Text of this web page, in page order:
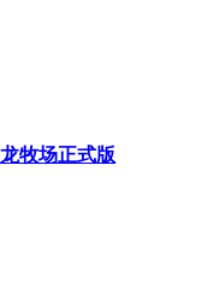
牧场正式版